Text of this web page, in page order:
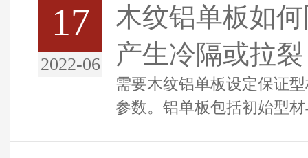
17
2022-06
木纹铝单板如
产生冷隔或拉
需要木纹铝单板设定保证
参数。铝单板包括初始型